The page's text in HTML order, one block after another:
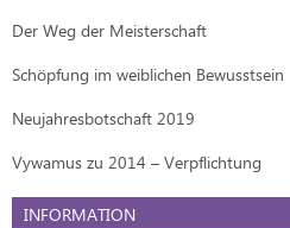
Der Weg der Meisterschaft
Schöpfung im weiblichen Bewusstsein
Neujahresbotschaft 2019
Vywamus zu 2014 – Verpflichtung
INFORMATION